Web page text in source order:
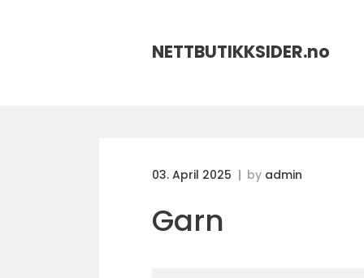
NETTBUTIKKSIDER.no
03. April 2025 by admin
Garn